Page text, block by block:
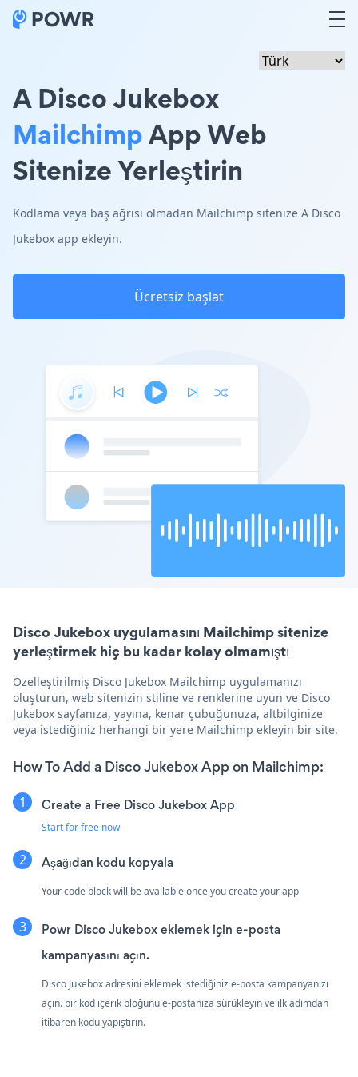
A Disco Jukebox
MailchimpApp Web
Sitenize Yerleştirin
Kodlama veya baş ağrısı olmadan Mailchimp sitenize A Disco
Jukebox app ekleyin.
Ücretsiz başlat
Disco Jukebox uygulamasını Mailchimp sitenize
yerleştirmek hiç bu kadar kolay olmamıştı
Özelleştirilmiş Disco Jukebox Mailchimp uygulamanızı
oluşturun, web sitenizin stiline ve renklerine uyun ve Disco
Jukebox sayfanıza, yayına, kenar çubuğunuza, altbilginize
veya istediğiniz herhangi bir yere Mailchimp ekleyin bir site.
How To Add a Disco Jukebox App on Mailchimp:
Create a Free Disco Jukebox App
Start for free now
Aşağıdan kodu kopyala
Your code block will be available once you create your app
Powr Disco Jukebox eklemek için e-posta
kampanyasını açın.
Disco Jukebox adresini eklemek istediğiniz e-posta kampanyanızı
açın. bir kod içerik bloğunu e-postanıza sürükleyin ve ilk adımdan
itibaren kodu yapıştırın.